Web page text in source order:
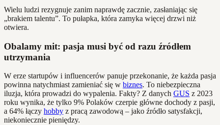
Wielu ludzi rezygnuje zanim naprawdę zacznie, zasłaniając się
„brakiem talentu”. To pułapka, która zamyka więcej drzwi niż
otwiera.
Obalamy mit: pasja musi być od razu źródłem
utrzymania
W erze startupów i influencerów panuje przekonanie, że każda pasja
powinna natychmiast zamieniać się w biznes. To niebezpieczna
iluzja, która prowadzi do wypalenia. Fakty? Z danych GUS z 2023
roku wynika, że tylko 9% Polaków czerpie główne dochody z pasji,
a 64% łączy hobby z pracą zawodową – jako źródło satysfakcji,
niekoniecznie pieniędzy.